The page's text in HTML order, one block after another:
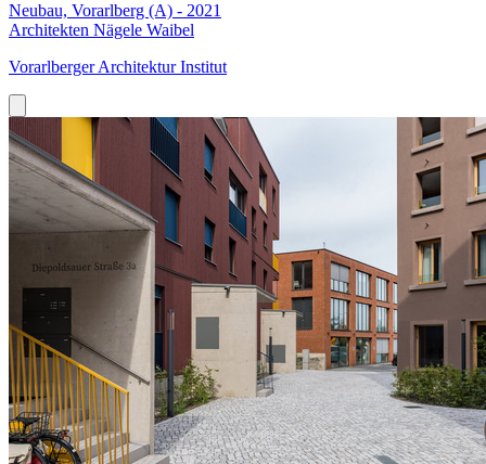
Neubau, Vorarlberg (A) - 2021
Architekten Nägele Waibel
Vorarlberger Architektur Institut